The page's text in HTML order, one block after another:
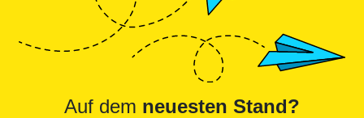
Auf dem neuesten Stand?